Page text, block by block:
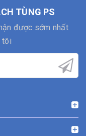
TÙNG PS
được sớm nhất
tôi